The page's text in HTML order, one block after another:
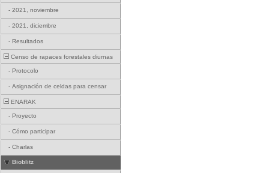
- 2021, noviembre
- 2021, diciembre
- Resultados
Censo de rapaces forestales diurnas
- Protocolo
- Asignación de celdas para censar
ENARAK
- Proyecto
- Cómo participar
- Charlas
Bioblitz